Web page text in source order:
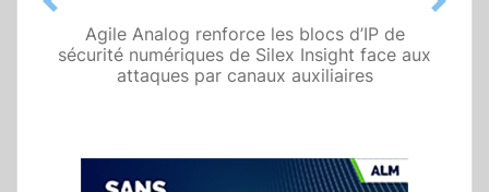
Agile Analog renforce les blocs d’IP de
sécurité numériques de Silex Insight face aux
attaques par canaux auxiliaires
Previous Next